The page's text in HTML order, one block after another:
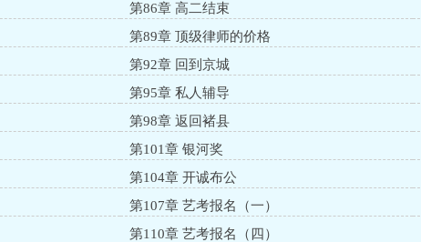
第86章 高二结束
第89章 顶级律师的价格
第92章 回到京城
第95章 私人辅导
第98章 返回褚县
第101章 银河奖
第104章 开诚布公
第107章 艺考报名（一）
第110章 艺考报名（四）